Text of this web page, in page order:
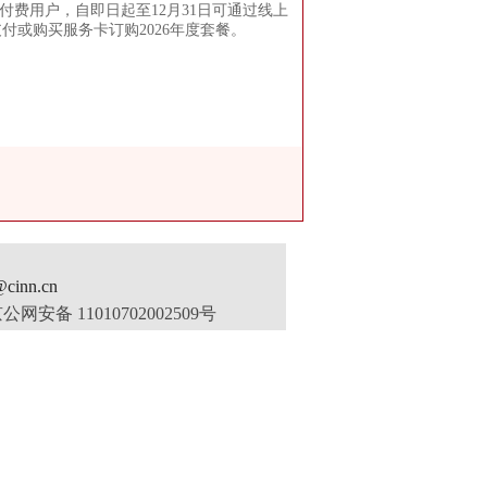
费用户，自即日起至12月31日可通过线上
或购买服务卡订购2026年度套餐。
网安备 11010702002509号